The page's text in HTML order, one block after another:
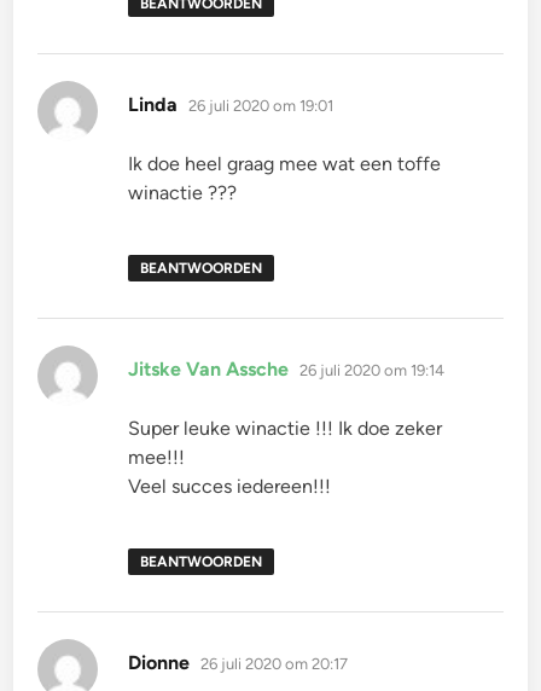
BEANTWOORDEN
Linda schreef:
26 juli 2020 om 19:01
Ik doe heel graag mee wat een toffe
winactie ???
BEANTWOORDEN
Jitske Van Assche schreef:
26 juli 2020 om 19:14
Super leuke winactie !!! Ik doe zeker
mee!!!
Veel succes iedereen!!!
BEANTWOORDEN
Dionne schreef:
26 juli 2020 om 20:17